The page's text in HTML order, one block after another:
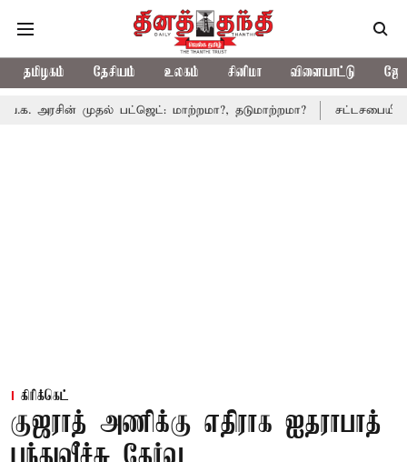
தமிழகம் தேசியம் உலகம் சினிமா விளையாட்டு
பட்ஜெட்: மாற்றமா?, தடுமாற்றமா? சட்டசபையில் பட்ஜெட்
கிரிக்கெட்
குஜராத் அணிக்கு எதிராக ஐதராபாத்